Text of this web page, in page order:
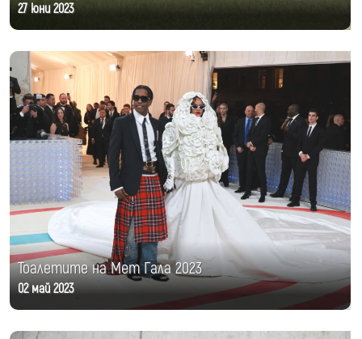
27 юни 2023
Тоалетите на Мет Гала 2023
02 май 2023